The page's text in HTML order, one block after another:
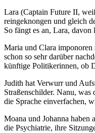
Lara (Captain Future II,
reingeknongen und gleich
So fängt es an, Lara,
Maria und Clara imponoren
schon so sehr darüber
künftige Politikerinnen, ob
Judith hat Verwurr und
Straßenschilder. Nanu,
die Sprache einverfachen,
Moana und Johanna haben
die Psychiatrie, ihre